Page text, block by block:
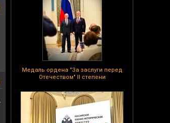
Медаль ордена "За заслуги перед
Отечеством" II степени